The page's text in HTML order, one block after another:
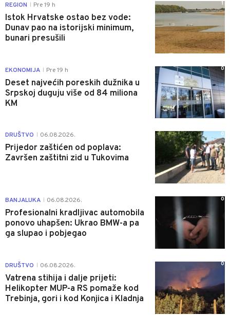
REGION Pre 19 h
Istok Hrvatske ostao bez vode:
Dunav pao na istorijski minimum,
bunari presušili
1
EKONOMIJA Pre 19 h
Deset najvećih poreskih dužnika u
Srpskoj duguju više od 84 miliona
KM
0
DRUŠTVO 06.08.2026.
Prijedor zaštićen od poplava:
Završen zaštitni zid u Tukovima
0
BANJALUKA 06.08.2026.
Profesionalni kradljivac automobila
ponovo uhapšen: Ukrao BMW-a pa
ga slupao i pobjegao
0
DRUŠTVO 06.08.2026.
Vatrena stihija i dalje prijeti:
Helikopter MUP-a RS pomaže kod
Trebinja, gori i kod Konjica i Kladnja
0